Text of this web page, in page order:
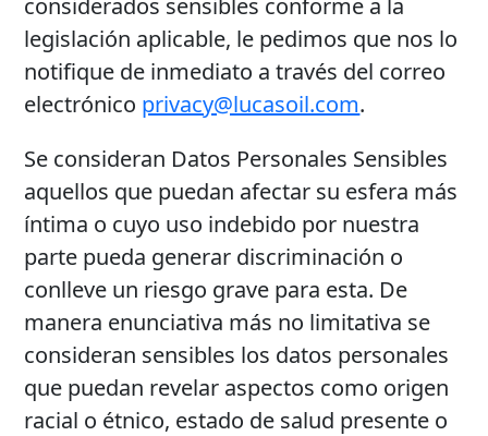
legislación aplicable, le pedimos que nos lo
notifique de inmediato a través del correo
electrónico privacy@lucasoil.com.
Se consideran Datos Personales Sensibles
aquellos que puedan afectar su esfera más
íntima o cuyo uso indebido por nuestra
parte pueda generar discriminación o
conlleve un riesgo grave para esta. De
manera enunciativa más no limitativa se
consideran sensibles los datos personales
que puedan revelar aspectos como origen
racial o étnico, estado de salud presente o